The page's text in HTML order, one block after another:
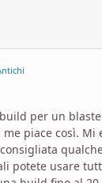
per un
piace così.
potete usare